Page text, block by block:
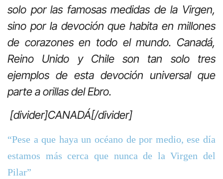
solo por las famosas medidas de la Virgen,
sino por la devoción que habita en millones
de corazones en todo el mundo. Canadá,
Reino Unido y Chile son tan solo tres
ejemplos de esta devoción universal que
parte a orillas del Ebro.
[divider]CANADÁ[/divider]
“Pese a que haya un océano de por medio, ese día
estamos más cerca que nunca de la Virgen del
Pilar”